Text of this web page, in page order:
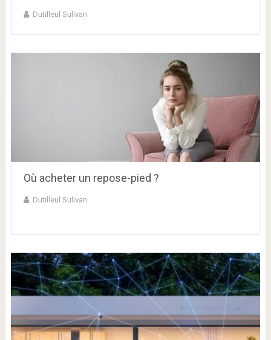
Dutilleul Sulivan
Où acheter un repose-pied ?
Dutilleul Sulivan